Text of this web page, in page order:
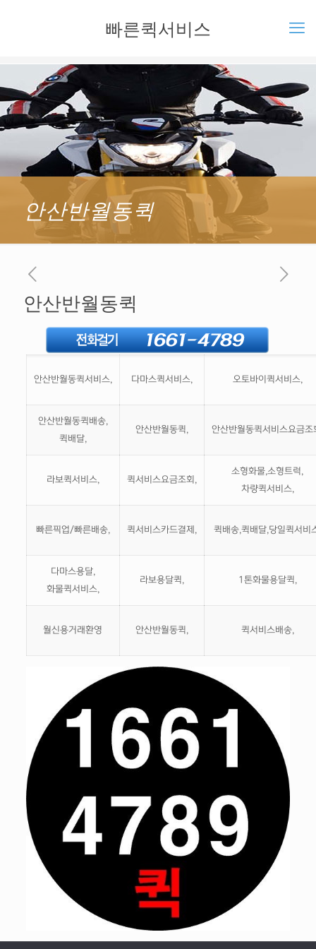
빠른퀵서비스
안산반월동퀵
안산반월동퀵
안산반월동퀵서비스, 다마스퀵서비스, 오토바이퀵서비스,
안산반월동퀵배송,
퀵배달,
안산반월동퀵, 안산반월동퀵서비스요금조
라보퀵서비스, 퀵서비스요금조회,
소형화물,소형트럭,
차량퀵서비스,
빠른픽업/빠른배송, 퀵서비스카드결제, 퀵배송,퀵배달,당일퀵서비
다마스용달,
화물퀵서비스,
라보용달퀵, 1톤화물용달퀵,
월신용거래환영 안산반월동퀵, 퀵서비스배송,